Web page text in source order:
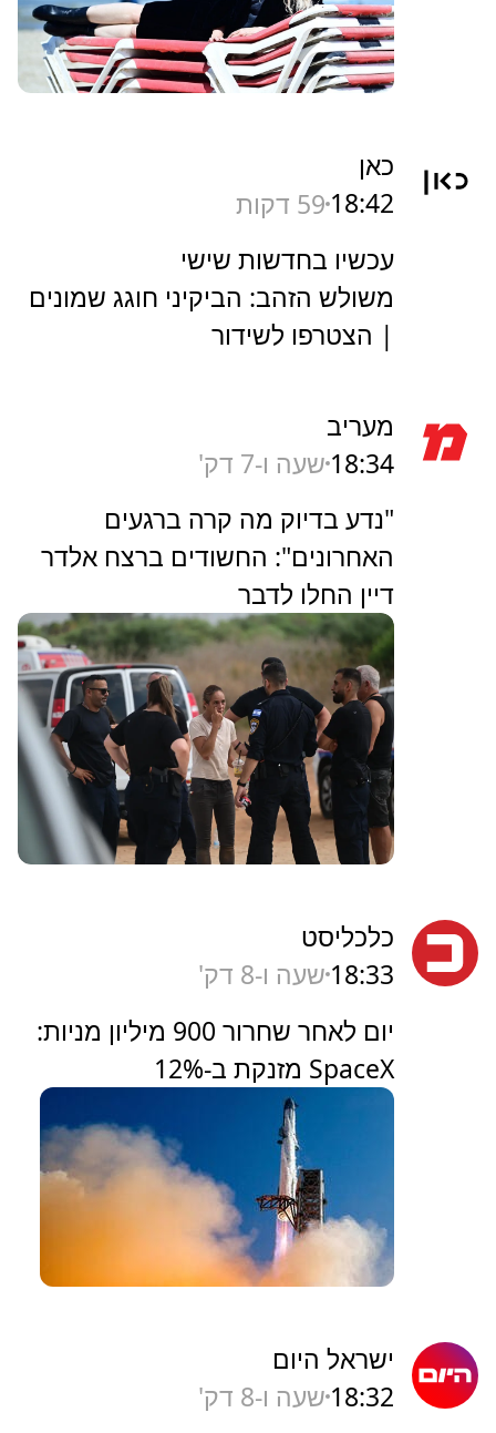
כאן
18:42 59 דקות
עכשיו בחדשות שישי
משולש הזהב: הביקיני חוגג שמונים
| הצטרפו לשידור
מעריב
18:34 שעה ו-7 דק'
"נדע בדיוק מה קרה ברגעים
האחרונים": החשודים ברצח אלדר
דיין החלו לדבר
כלכליסט
18:33 שעה ו-8 דק'
יום לאחר שחרור 900 מיליון מניות:
SpaceX מזנקת ב-12%
ישראל היום
18:32 שעה ו-8 דק'